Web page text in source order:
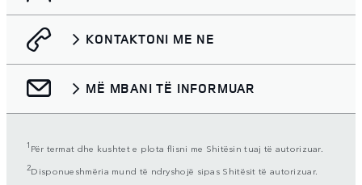
KONTAKTONI ME NE
MË MBANI TË INFORMUAR
1 Për termat dhe kushtet e plota flisni me Shitësin tuaj të autorizuar.
2Disponueshmëria mund të ndryshojë sipas Shitësit të autorizuar.